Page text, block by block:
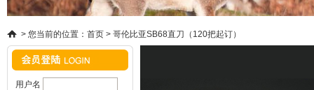
> 您当前的位置： 首页 > 哥伦比亚SB68直刀（120把起订）
用户名